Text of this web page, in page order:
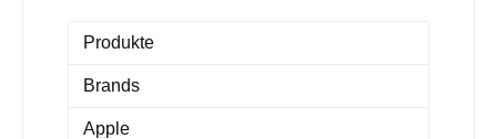
Produkte
Brands
Apple